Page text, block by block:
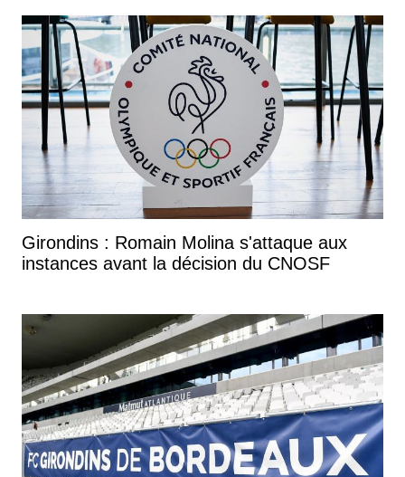
Girondins : Romain Molina s'attaque aux
instances avant la décision du CNOSF